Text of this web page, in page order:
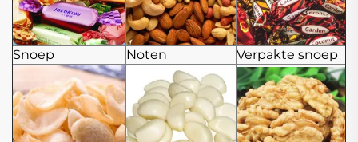
Snoep Noten Verpakte snoep